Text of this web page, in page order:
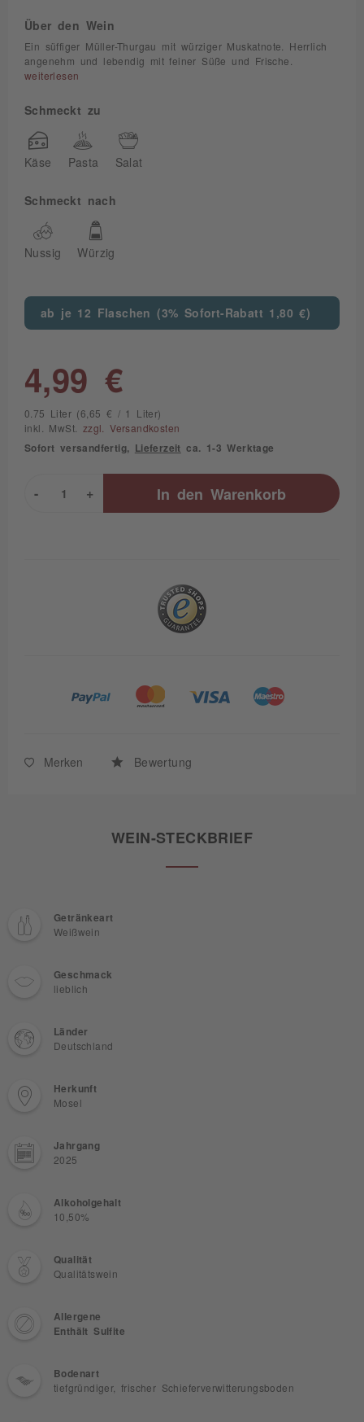
Über den Wein
Ein süffiger Müller-Thurgau mit würziger Muskatnote. Herrlich
angenehm und lebendig mit feiner Süße und Frische.
weiterlesen
Schmeckt zu
Käse Pasta Salat
Schmeckt nach
Nussig Würzig
ab je 12 Flaschen (3% Sofort-Rabatt 1,80 €)
4,99 €
0.75 Liter (6,65 € / 1 Liter)
inkl. MwSt. zzgl. Versandkosten
Sofort versandfertig, Lieferzeit ca. 1-3 Werktage
+
- In den Warenkorb
Merken Bewertung
WEIN-STECKBRIEF
Getränkeart
Weißwein
Geschmack
lieblich
Länder
Deutschland
Herkunft
Mosel
Jahrgang
2025
Alkoholgehalt
10,50%
Qualität
Qualitätswein
Allergene
Enthält Sulfite
Bodenart
tiefgründiger, frischer Schieferverwitterungsboden